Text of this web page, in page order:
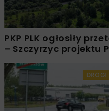
PKP PLK ogłosiły
– Szczyrzyc projektu
DROGI